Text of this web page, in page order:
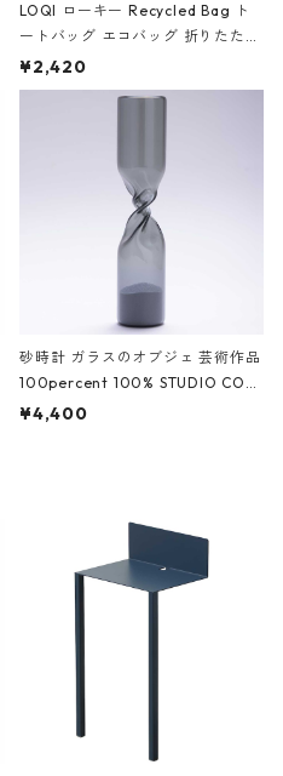
LOQI ローキー Recycled Bag ト
ートバッグ エコバッグ 折りたたみ
大きめ 撥水加工 収納ポーチ CRO
CODILE/Black クロコダイル/ブラ
¥2,420
砂時計 ガラスのオブジェ 芸術作品
100percent 100% STUDIO COH
AKU Timeless 100パーセント ス
¥4,400